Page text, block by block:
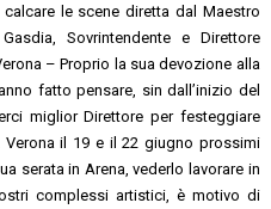
le scene diretta dal Maestro
Sovrintendente e Direttore
– Proprio la sua devozione alla
fatto pensare, sin dall’inizio del
miglior Direttore per festeggiare
Verona il 19 e il 22 giugno prossimi
serata in Arena, vederlo lavorare in
complessi artistici, è motivo di